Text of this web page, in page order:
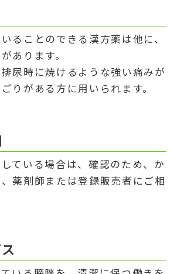
ることのできる漢方薬は他に、
あります。
尿時に焼けるような強い痛みが
りがある方に用いられます。
ている場合は、確認のため、か
薬剤師または登録販売者にご相